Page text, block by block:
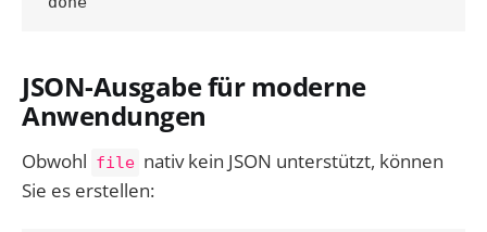
JSON-Ausgabe für moderne
Anwendungen
Obwohl file nativ kein JSON unterstützt, können
Sie es erstellen: